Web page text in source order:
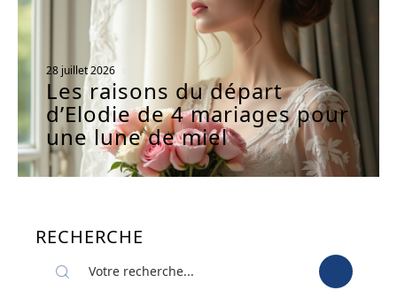
28 juillet 2026
Les raisons du départ
d’Elodie de 4 mariages pour
une lune de miel
RECHERCHE